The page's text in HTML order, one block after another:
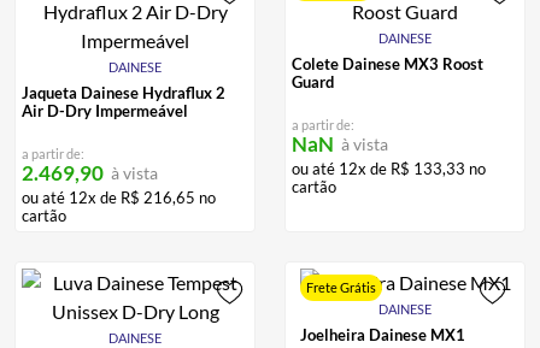
DAINESE
Jaqueta Dainese Hydraflux 2
Air D-Dry Impermeável
a partir de:
2.469,90 à vista
ou até 12x de R$ 216,65 no
cartão
DAINESE
Colete Dainese MX3 Roost
Guard
a partir de:
NaN à vista
ou até 12x de R$ 133,33 no
cartão
DAINESE
Frete Grátis
DAINESE
Joelheira Dainese MX1